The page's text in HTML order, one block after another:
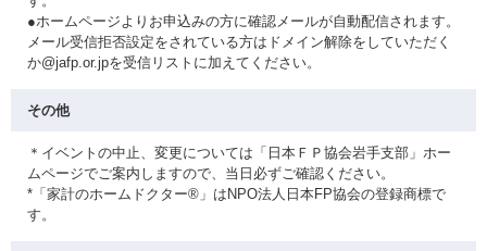
●ホームページよりお申込みの方に確認メールが自動配信されます。
メール受信拒否設定をされている方はドメイン解除をしていただく
か@jafp.or.jpを受信リストに加えてください。
その他
＊イベントの中止、変更については「日本ＦＰ協会岩手支部」ホー
ムページでご案内しますので、当日必ずご確認ください。
*「家計のホームドクター®」はNPO法人日本FP協会の登録商標で
す。